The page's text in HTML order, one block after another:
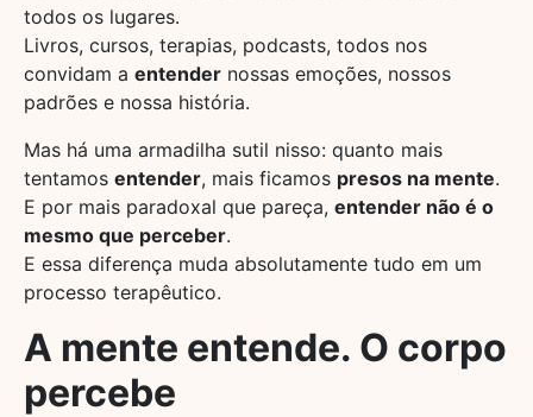
todos os lugares.
Livros, cursos, terapias, podcasts, todos nos
convidam a entender nossas emoções, nossos
padrões e nossa história.
Mas há uma armadilha sutil nisso: quanto mais
tentamos entender, mais ficamos presos na mente.
E por mais paradoxal que pareça, entender não é o
mesmo que perceber.
E essa diferença muda absolutamente tudo em um
processo terapêutico.
A mente entende. O corpo
percebe